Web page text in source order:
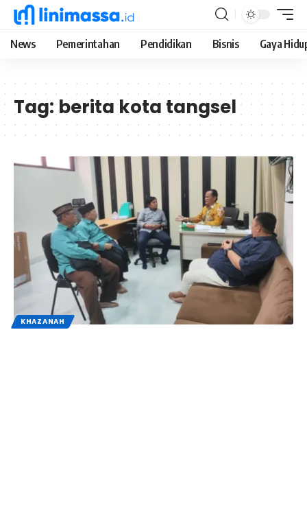
News Pemerintahan Pendidikan Bisnis Gaya
Tag:berita kota tangsel
KHAZANAH